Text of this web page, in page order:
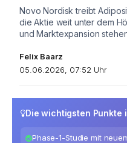
Novo Nordisk treibt
die Aktie weit unter dem
und Marktexpansion
Felix Baarz
05.06.2026, 07:52 Uhr
Die wichtigsten Punkte
Phase-1-Studie mit